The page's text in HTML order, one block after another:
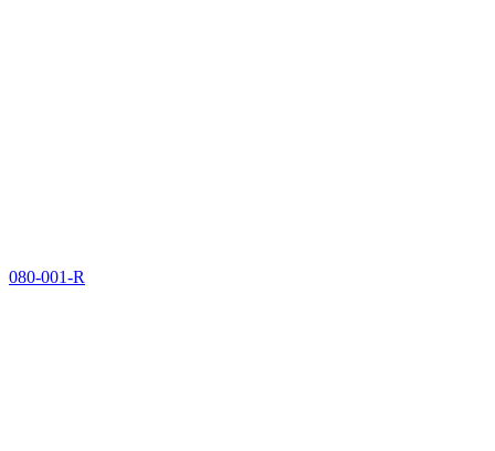
080-001-R